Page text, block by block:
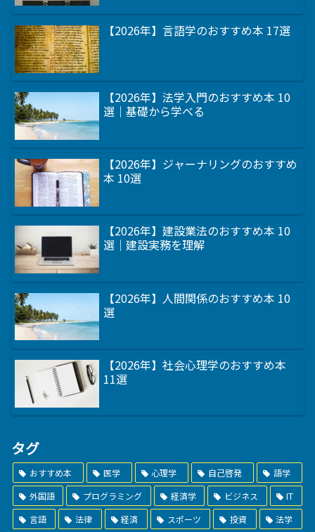
【2026年】言語学のおすすめ本 17選
【2026年】法学入門のおすすめ本 10
選｜基礎から学べる
【2026年】ジャーナリングのおすすめ
本 10選
【2026年】建設業法のおすすめ本 10
選｜建設実務を理解
【2026年】人間関係のおすすめ本 10
選
【2026年】社会心理学のおすすめ本
11選
タグ
おすすめ本 医学 心理学 自己啓発
語学
外国語
プログラミング 経済学 ビジネス
IT
言語
法律 経済 スポーツ 投資 法学